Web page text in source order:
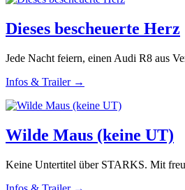
Dieses bescheuerte Herz
Jede Nacht feiern, einen Audi R8 aus
Infos & Trailer →
Wilde Maus (keine UT)
Keine Untertitel über STARKS. Mit